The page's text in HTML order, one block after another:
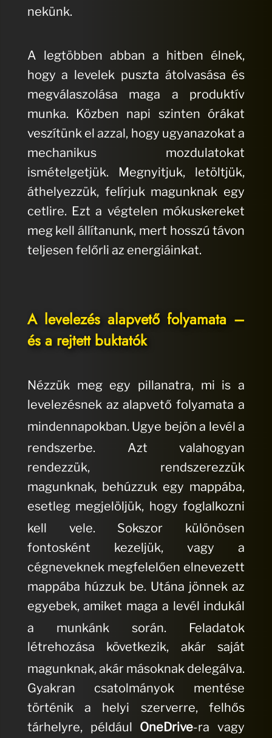
nekünk.
A legtöbben abban a hitben élnek,
hogy a levelek puszta átolvasása és
megválaszolása maga a produktív
munka. Közben napi szinten órákat
veszítünk el azzal, hogy ugyanazokat a
mechanikus mozdulatokat
ismételgetjük. Megnyitjuk, letöltjük,
áthelyezzük, felírjuk magunknak egy
cetlire. Ezt a végtelen mókuskereket
meg kell állítanunk, mert hosszú távon
teljesen felőrli az energiáinkat.
A levelezés alapvető folyamata –
és a rejtett buktatók
Nézzük meg egy pillanatra, mi is a
levelezésnek az alapvető folyamata a
mindennapokban. Ugye bejön a levél a
rendszerbe. Azt valahogyan
rendezzük, rendszerezzük
magunknak, behúzzuk egy mappába,
esetleg megjelöljük, hogy foglalkozni
kell vele. Sokszor különösen
fontosként kezeljük, vagy a
cégneveknek megfelelően elnevezett
mappába húzzuk be. Utána jönnek az
egyebek, amiket maga a levél indukál
a munkánk során. Feladatok
létrehozása következik, akár saját
magunknak, akár másoknak delegálva.
Gyakran csatolmányok mentése
történik a helyi szerverre, felhős
tárhelyre, például OneDrive-ra vagy